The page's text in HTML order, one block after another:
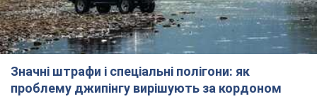
Значні штрафи і спеціальні полігони: як
проблему джипінгу вирішують за кордоном